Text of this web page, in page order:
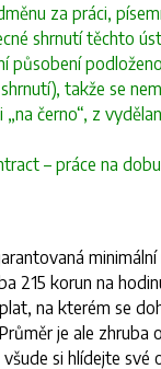
za práci,
shrnutí těchto
působení
takže se
„na černo“, z
– práce na
215 korun na
na kterém se
je ale zhruba
si hlídejte své